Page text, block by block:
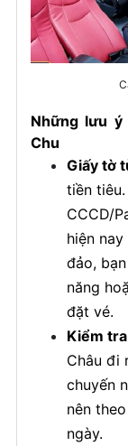
Những lưu
Chu
Giấy tờ
tiền
CCCD/
hiện
đảo,
năng
đặt vé.
Kiểm
Châu đi
chuyến
nên
ngày.